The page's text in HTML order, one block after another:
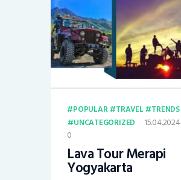
POPULAR TRAVEL
TRENDS
UNCATEGORIZED
15.04.2024
0
Lava Tour Merapi
Yogyakarta